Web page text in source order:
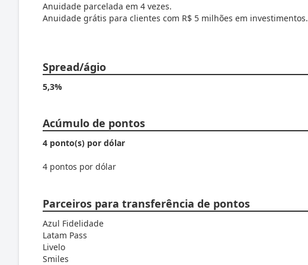
Anuidade parcelada em 4 vezes.
Anuidade grátis para clientes com R$ 5 milhões em investimentos.
Spread/ágio
5,3%
Acúmulo de pontos
4 ponto(s) por dólar
4 pontos por dólar
Parceiros para transferência de pontos
Azul Fidelidade
Latam Pass
Livelo
Smiles